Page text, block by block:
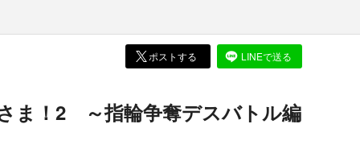
ポストする LINEで送る
ま！2 ～指輪争奪デスバトル編